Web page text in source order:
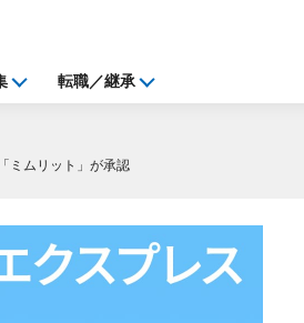
転職／継承
ミムリット」が承認